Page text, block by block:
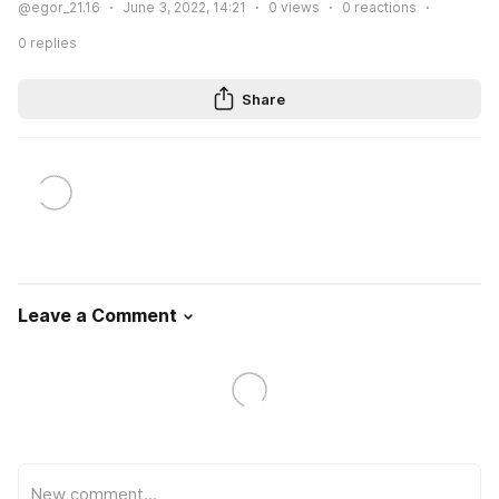
@egor_21.16 June 3, 2022, 14:21 0 views 0 reactions
0 replies
Share
Leave a Comment